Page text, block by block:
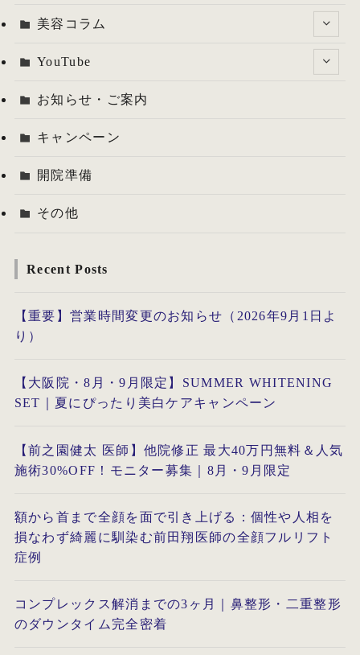
美容コラム
YouTube
お知らせ・ご案内
キャンペーン
開院準備
その他
Recent Posts
【重要】営業時間変更のお知らせ（2026年9月1日よ
り）
【大阪院・8月・9月限定】SUMMER WHITENING
SET｜夏にぴったり美白ケアキャンペーン
【前之園健太 医師】他院修正 最大40万円無料＆人気
施術30%OFF！モニター募集｜8月・9月限定
額から首まで全顔を面で引き上げる：個性や人相を
損なわず綺麗に馴染む前田翔医師の全顔フルリフト
症例
コンプレックス解消までの3ヶ月｜鼻整形・二重整形
のダウンタイム完全密着